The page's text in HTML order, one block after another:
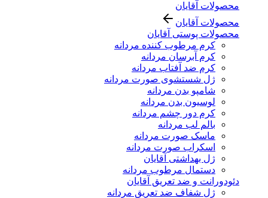
محصولات آقایان
محصولات آقایان
محصولات پوستی آقایان
کرم مرطوب کننده مردانه
کرم آبرسان مردانه
کرم ضد آفتاب مردانه
ژل شستشوی صورت مردانه
شامپو بدن مردانه
لوسیون بدن مردانه
کرم دور چشم مردانه
بالم لب مردانه
ماسک صورت مردانه
اسکراب صورت مردانه
ژل بهداشتی آقایان
دستمال مرطوب مردانه
دئودورانت و ضد تعریق آقایان
ژل شفاف ضد تعریق مردانه